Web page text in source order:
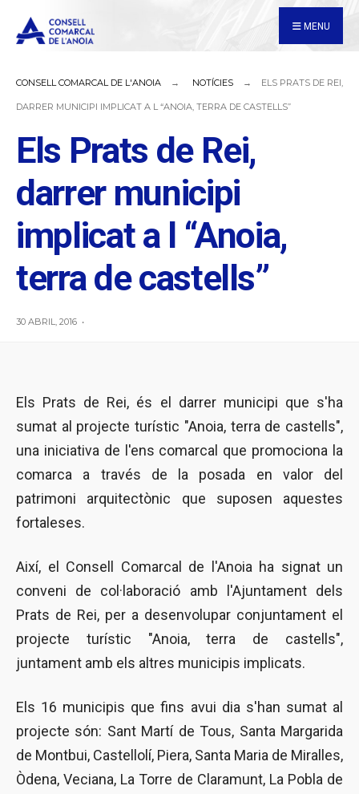
MENU
CONSELL COMARCAL DE L'ANOIA NOTÍCIES ELS PRATS DE REI,
DARRER MUNICIPI IMPLICAT A L “ANOIA, TERRA DE CASTELLS”
Els Prats de Rei,
darrer municipi
implicat a l “Anoia,
terra de castells”
30 ABRIL, 2016 •
Els Prats de Rei, és el darrer municipi que s'ha
sumat al projecte turístic "Anoia, terra de castells",
una iniciativa de l'ens comarcal que promociona la
comarca a través de la posada en valor del
patrimoni arquitectònic que suposen aquestes
fortaleses.
Així, el Consell Comarcal de l'Anoia ha signat un
conveni de col·laboració amb l'Ajuntament dels
Prats de Rei, per a desenvolupar conjuntament el
projecte turístic "Anoia, terra de castells",
juntament amb els altres municipis implicats.
Els 16 municipis que fins avui dia s'han sumat al
projecte són: Sant Martí de Tous, Santa Margarida
de Montbui, Castellolí, Piera, Santa Maria de Miralles,
Òdena, Veciana, La Torre de Claramunt, La Pobla de